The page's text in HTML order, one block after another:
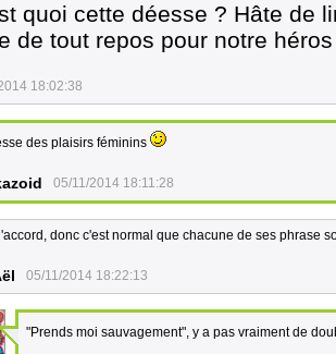
quoi cette déesse ? Hâte de
de tout repos pour notre
18:02:38
des plaisirs féminins
05/11/2014 18:11:28
donc c'est normal que chacune de ses phrase
05/11/2014 18:22:13
"Prends moi sauvagement", y a pas vraiment de